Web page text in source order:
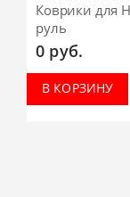
Коврики для
руль
0 руб.
В КОРЗИНУ